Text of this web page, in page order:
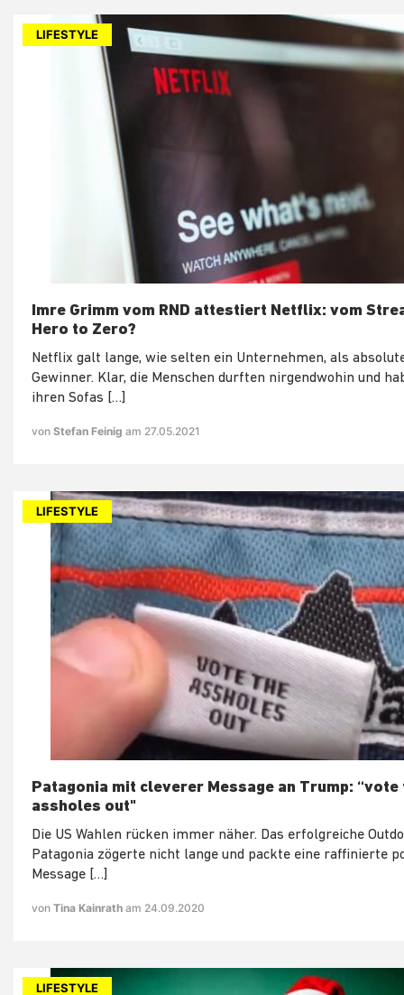
LIFESTYLE
Imre Grimm vom RND attestiert Netflix: vom
Hero to Zero?
Netflix galt lange, wie selten ein Unternehmen, als
Gewinner. Klar, die Menschen durften nirgendwohin und
ihren Sofas […]
von Stefan Feinig am 27.05.2021
LIFESTYLE
Patagonia mit cleverer Message an Trump: “vote
assholes out"
Die US Wahlen rücken immer näher. Das erfolgreiche
Patagonia zögerte nicht lange und packte eine raffinierte
Message […]
von Tina Kainrath am 24.09.2020
LIFESTYLE